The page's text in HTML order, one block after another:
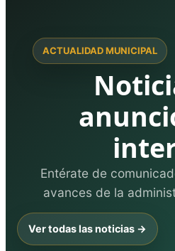
ACTUALIDAD MUNICIPAL
Entérate de
avances de la
Ver todas las noticias →